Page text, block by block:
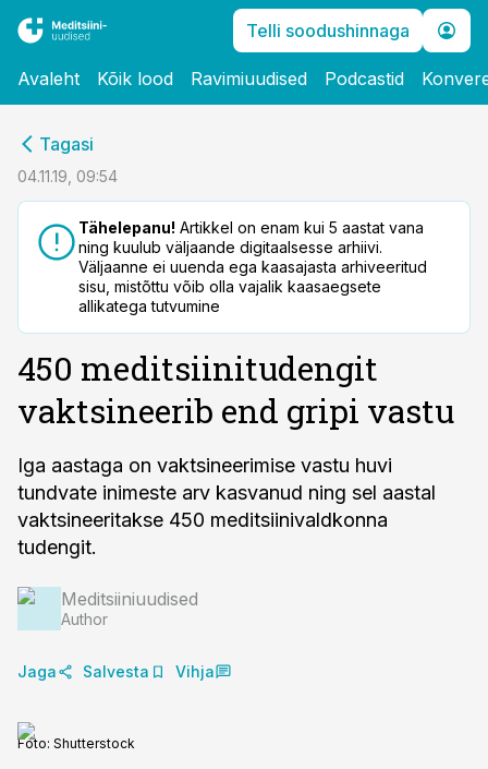
Telli soodushinnaga
Avaleht Kõik lood Ravimiuudised Podcastid
Tagasi
04.11.19, 09:54
Tähelepanu! Artikkel on enam kui 5 aastat vana
ning kuulub väljaande digitaalsesse arhiivi.
Väljaanne ei uuenda ega kaasajasta arhiveeritud
sisu, mistõttu võib olla vajalik kaasaegsete
allikatega tutvumine
450 meditsiinitudengit
vaktsineerib end gripi vastu
Iga aastaga on vaktsineerimise vastu huvi
tundvate inimeste arv kasvanud ning sel aastal
vaktsineeritakse 450 meditsiinivaldkonna
tudengit.
Meditsiiniuudised
Author
Jaga Salvesta Vihja
Foto: Shutterstock